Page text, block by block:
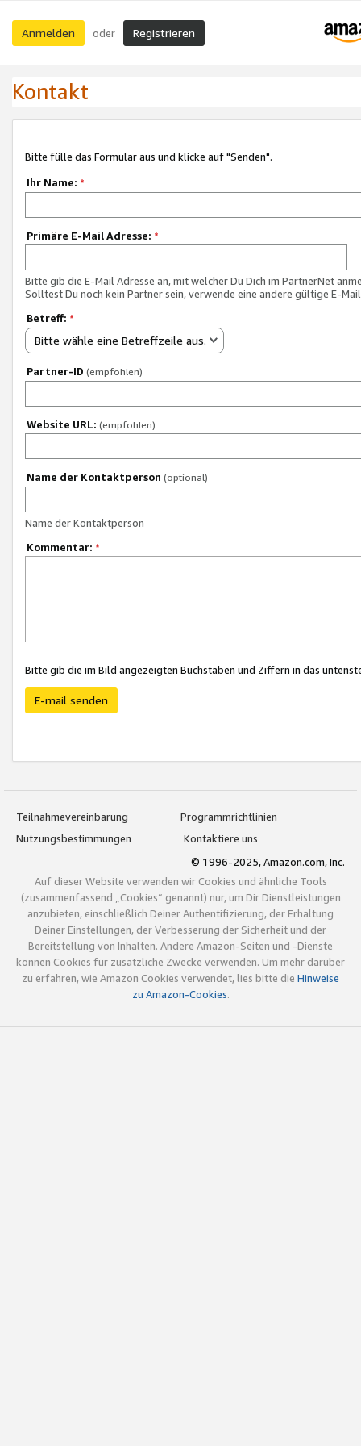
Anmelden oder Registrieren
Kontakt
Bitte fülle das Formular aus und klicke auf "Senden".
Ihr Name: *
Primäre E-Mail Adresse: *
Bitte gib die E-Mail Adresse an, mit welcher Du Dich im PartnerNet
Solltest Du noch kein Partner sein, verwende eine andere gültige E-
Betreff: *
Bitte wähle eine Betreffzeile aus.
Partner-ID (empfohlen)
Website URL: (empfohlen)
Name der Kontaktperson (optional)
Name der Kontaktperson
Kommentar: *
Bitte gib die im Bild angezeigten Buchstaben und Ziffern in das
E-mail senden
Teilnahmevereinbarung
Programmrichtlinien
Nutzungsbestimmungen
Kontaktiere uns
© 1996-2025, Amazon.com, Inc.
Auf dieser Website verwenden wir Cookies und ähnliche Tools
(zusammenfassend „Cookies“ genannt) nur, um Dir Dienstleistungen
anzubieten, einschließlich Deiner Authentifizierung, der Erhaltung
Deiner Einstellungen, der Verbesserung der Sicherheit und der
Bereitstellung von Inhalten. Andere Amazon-Seiten und -Dienste
können Cookies für zusätzliche Zwecke verwenden. Um mehr darüber
zu erfahren, wie Amazon Cookies verwendet, lies bitte die Hinweise
zu Amazon-Cookies.